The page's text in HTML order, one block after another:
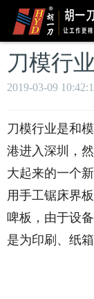
刀模行
2019-03-09
刀模行业是和
港进入深圳，
大起来的一个
用手工锯床界
啤板，由于设
是为印刷、纸